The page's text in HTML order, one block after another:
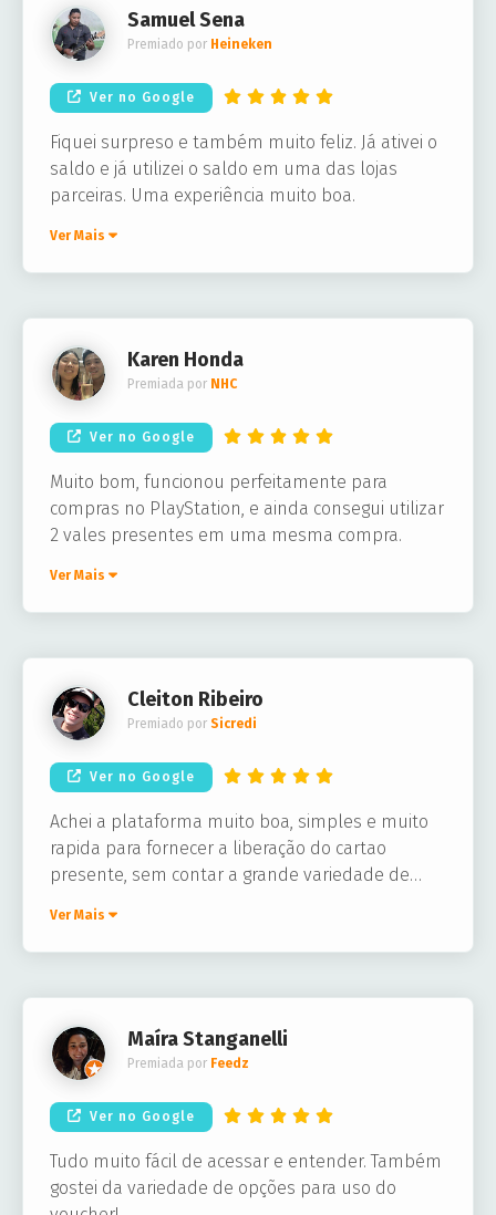
Samuel Sena
Premiado por Heineken
Ver no Google
Fiquei surpreso e também muito feliz. Já ativei o
saldo e já utilizei o saldo em uma das lojas
parceiras. Uma experiência muito boa.
Ver Mais
Karen Honda
Premiada por NHC
Ver no Google
Muito bom, funcionou perfeitamente para
compras no PlayStation, e ainda consegui utilizar
2 vales presentes em uma mesma compra.
Ver Mais
Cleiton Ribeiro
Premiado por Sicredi
Ver no Google
Achei a plataforma muito boa, simples e muito
rapida para fornecer a liberação do cartao
presente, sem contar a grande variedade de
Ver Mais
Maíra Stanganelli
Premiada por Feedz
Ver no Google
Tudo muito fácil de acessar e entender. Também
gostei da variedade de opções para uso do